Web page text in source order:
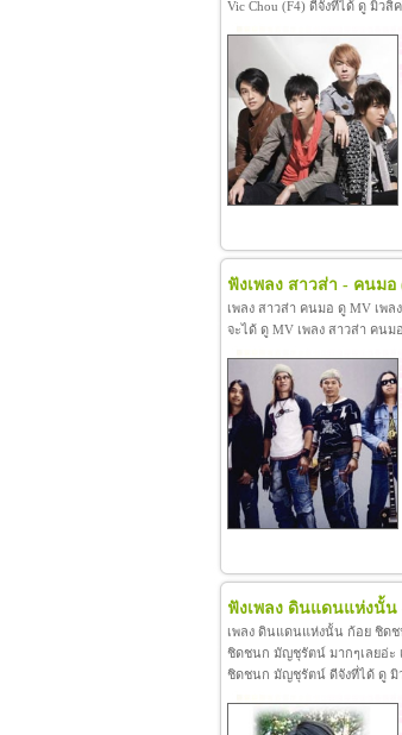
Vic Chou (F4) ดีจังที่ได้ ดู มิวสิ
ฟังเพลง สาวส่า - คนมอ
เพลง สาวส่า คนมอ ดู MV เพ
จะได้ ดู MV เพลง สาวส่า คน
ฟังเพลง ดินแดนแห่งนั้
เพลง ดินแดนแห่งนั้น ก้อย ชิด
ชิดชนก มัญชุรัตน์ มากๆเลยอ่ะ
ชิดชนก มัญชุรัตน์ ดีจังที่ได้ ดู